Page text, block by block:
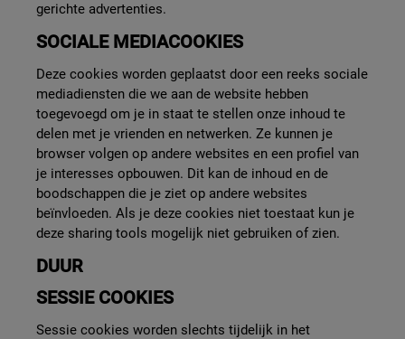
gerichte advertenties.
SOCIALE MEDIACOOKIES
Deze cookies worden geplaatst door een reeks sociale
mediadiensten die we aan de website hebben
toegevoegd om je in staat te stellen onze inhoud te
delen met je vrienden en netwerken. Ze kunnen je
browser volgen op andere websites en een profiel van
je interesses opbouwen. Dit kan de inhoud en de
boodschappen die je ziet op andere websites
beïnvloeden. Als je deze cookies niet toestaat kun je
deze sharing tools mogelijk niet gebruiken of zien.
DUUR
SESSIE COOKIES
Sessie cookies worden slechts tijdelijk in het